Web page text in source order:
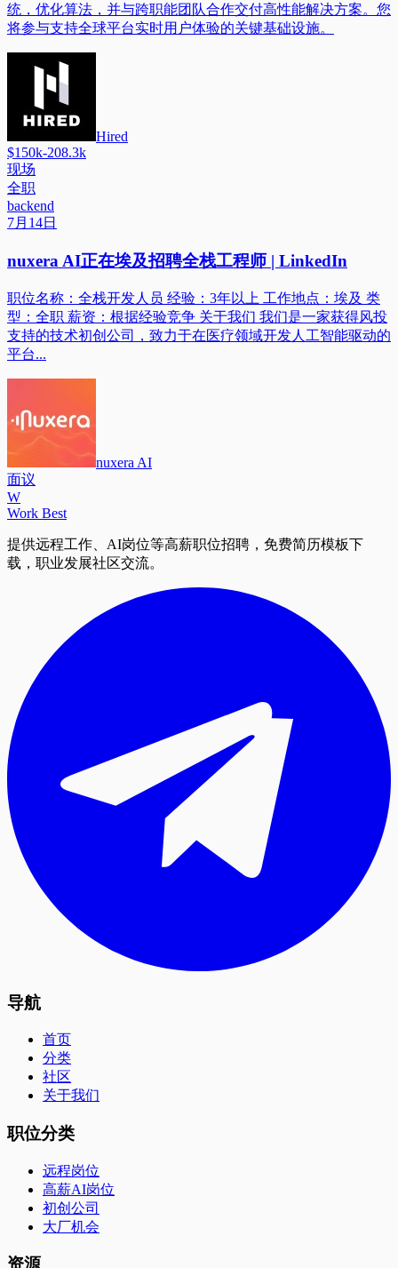
统，优化算法，并与跨职能团队合作交付高性能解决方案。您
将参与支持全球平台实时用户体验的关键基础设施。
Hired
$150k-208.3k
现场
全职
backend
7月14日
nuxera AI正在埃及招聘全栈工程师 | LinkedIn
职位名称：全栈开发人员 经验：3年以上 工作地点：埃及 类
型：全职 薪资：根据经验竞争 关于我们 我们是一家获得风投
支持的技术初创公司，致力于在医疗领域开发人工智能驱动的
平台...
nuxera AI
面议
W
Work Best
提供远程工作、AI岗位等高薪职位招聘，免费简历模板下
载，职业发展社区交流。
导航
首页
分类
社区
关于我们
职位分类
远程岗位
高薪AI岗位
初创公司
大厂机会